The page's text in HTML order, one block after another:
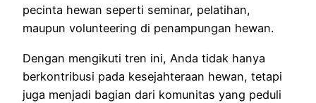
pecinta hewan seperti seminar, pelatihan,
maupun volunteering di penampungan hewan.
Dengan mengikuti tren ini, Anda tidak hanya
berkontribusi pada kesejahteraan hewan, tetapi
juga menjadi bagian dari komunitas yang peduli